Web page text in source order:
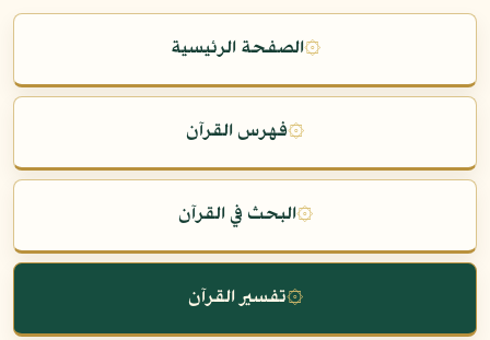
۞الصفحة الرئيسية
۞فهرس القرآن
۞البحث في القرآن
۞تفسير القرآن